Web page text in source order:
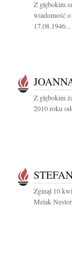
Z głębokim
wiadomość
17.08.1946...
Z głębokim
2010 roku
Zginął 10
Melak